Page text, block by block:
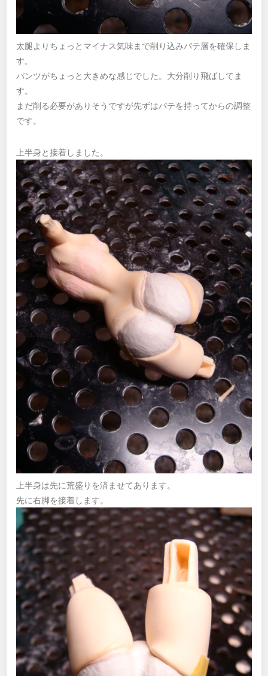
太腿よりちょっとマイナス気味まで削り込みパテ層を確保しま
す。
パンツがちょっと大きめな感じでした。大分削り飛ばしてま
す。
まだ削る必要がありそうですが先ずはパテを持ってからの調整
です。
上半身と接着しました。
上半身は先に荒盛りを済ませてあります。
先に右脚を接着します。